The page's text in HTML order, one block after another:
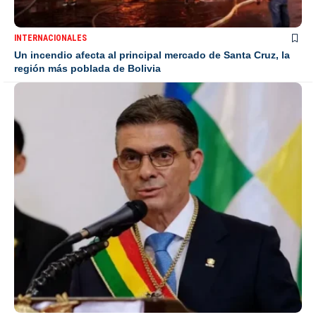
INTERNACIONALES
Un incendio afecta al principal mercado de Santa Cruz, la
región más poblada de Bolivia